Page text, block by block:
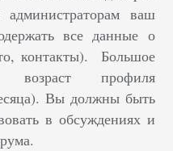
ваш
все данные о
контакты). Большое
возраст профиля
Вы должны быть
в обсуждениях и